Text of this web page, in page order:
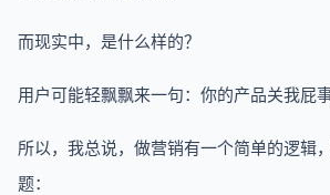
而现实中，是什么样的？
用户可能轻飘飘来一句：你的产品关我屁事
所以，我总说，做营销有一个简单的逻辑
题：